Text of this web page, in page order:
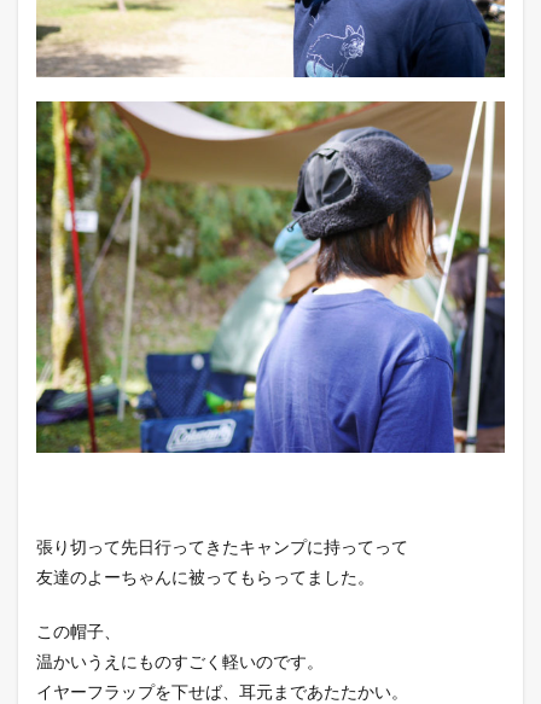
張り切って先日行ってきたキャンプに持ってって
友達のよーちゃんに被ってもらってました。
この帽子、
温かいうえにものすごく軽いのです。
イヤーフラップを下せば、耳元まであたたかい。